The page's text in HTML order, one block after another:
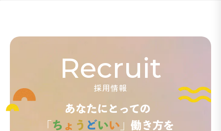
Recruit
採用情報